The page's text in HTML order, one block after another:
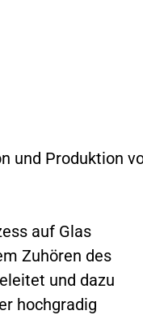
und Produktion
auf Glas
Zuhören des
und dazu
hochgradig